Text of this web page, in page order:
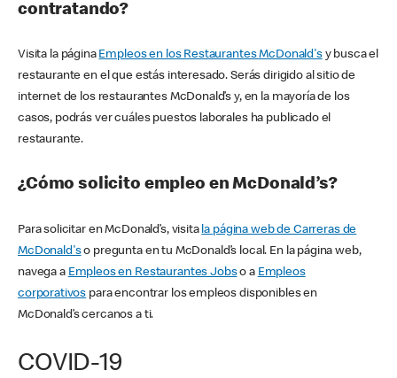
contratando?
Visita la página Empleos en los Restaurantes McDonald'sy busca el
restaurante en el que estás interesado. Serás dirigido al sitio de
internet de los restaurantes McDonald’s y, en la mayoría de los
casos, podrás ver cuáles puestos laborales ha publicado el
restaurante.
¿Cómo solicito empleo en McDonald’s?
Para solicitar en McDonald’s, visita la página web de Carreras de
McDonald'so pregunta en tu McDonald’s local. En la página web,
navega a Empleos en Restaurantes Jobso a Empleos
corporativos para encontrar los empleos disponibles en
McDonald’s cercanos a ti.
COVID-19